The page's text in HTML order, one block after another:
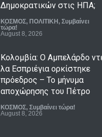
Δημοκρατικών στις ΗΠΑ;
ΚΟΣΜΟΣ, ΠΟΛΙΤΙΚΗ , Συμβαίνει
τώρα!
August 8, 2026
Κολομβία: Ο Αμπελάρδο
λα Εσπριέγια ορκίστηκε
πρόεδρος – Το μήνυμα
αποχώρησης του Πέτρο
ΚΟΣΜΟΣ, Συμβαίνει τώρα!
August 8, 2026